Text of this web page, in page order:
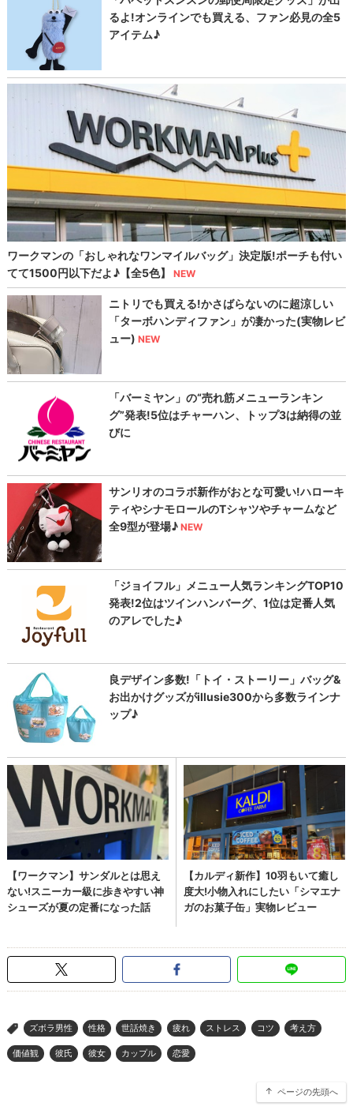
> ズボラ男性 性格 世話焼き 疲れ ストレス コツ 考え方
価値観 彼氏 彼女 カップル 恋愛
ページの先頭へ